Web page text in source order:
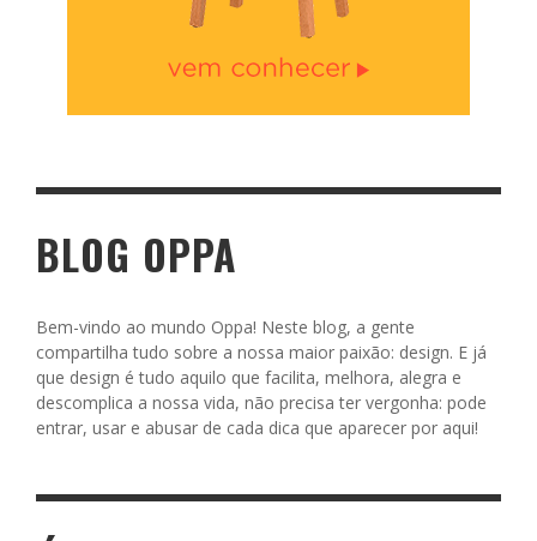
BLOG OPPA
Bem-vindo ao mundo Oppa! Neste blog, a gente
compartilha tudo sobre a nossa maior paixão: design. E já
que design é tudo aquilo que facilita, melhora, alegra e
descomplica a nossa vida, não precisa ter vergonha: pode
entrar, usar e abusar de cada dica que aparecer por aqui!